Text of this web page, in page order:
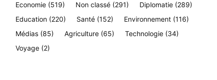
Economie (519) Non classé (291) Diplomatie (289)
Education (220) Santé (152) Environnement (116)
Médias (85) Agriculture (65) Technologie (34)
Voyage (2)